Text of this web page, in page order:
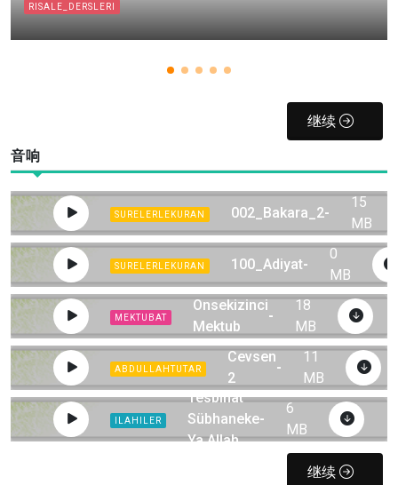
RISALE_DERSLERI
继续
音响
SURELERLEKURAN 002_Bakara_2-
15
MB
SURELERLEKURAN 100_Adiyat-
0
MB
MEKTUBAT
Onsekizinci
Mektub
-
18
MB
ABDULLAHTUTAR
Cevsen
2
-
11
MB
ILAHILER
Tesbihat
Sübhaneke
Ya Allah
-
6
MB
继续